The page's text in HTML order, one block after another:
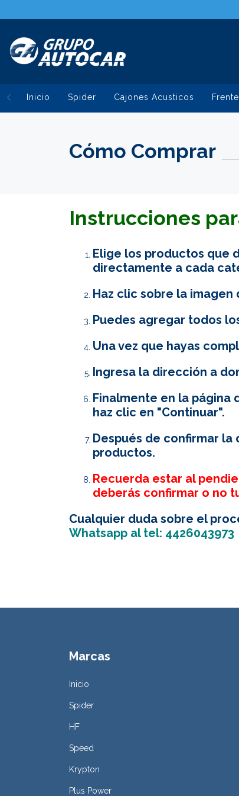
Inicio Spider Cajones Acusticos
Cómo Comprar
Instrucciones
Elige los productos que
directamente a cada
Haz clic sobre la
Puedes agregar todos
Una vez que hayas
Ingresa la dirección a
Finalmente en la página
haz clic en "Continuar".
Después de confirmar
productos.
Recuerda estar al
deberás confirmar o no
Cualquier duda sobre el
Whatsapp al tel: 4426043973
Marcas
Inicio
Spider
HF
Speed
Krypton
Plus Power